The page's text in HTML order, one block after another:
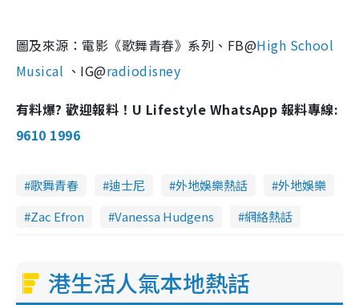
圖及來源：電影《歌舞青春》系列、FB@High School
Musical 、IG@radiodisney
有料爆? 歡迎報料！U Lifestyle WhatsApp 報料專線:
9610 1996
歌舞青春 迪士尼 外地娛樂熱話
外地娛樂
Zac Efron
Vanessa Hudgens 網絡熱話
港生活人氣本地熱話